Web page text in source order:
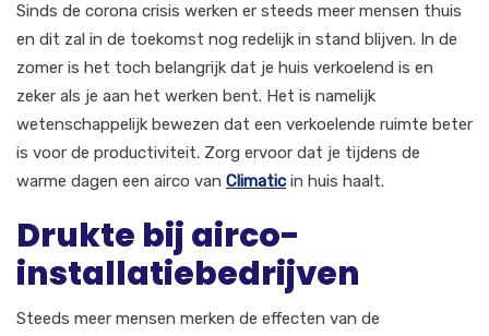
Sinds de corona crisis werken er steeds meer mensen thuis
en dit zal in de toekomst nog redelijk in stand blijven. In de
zomer is het toch belangrijk dat je huis verkoelend is en
zeker als je aan het werken bent. Het is namelijk
wetenschappelijk bewezen dat een verkoelende ruimte beter
is voor de productiviteit. Zorg ervoor dat je tijdens de
warme dagen een airco van Climatic in huis haalt.
Drukte bij airco-
installatiebedrijven
Steeds meer mensen merken de effecten van de